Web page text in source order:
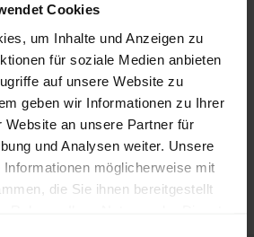
Cookies
um Inhalte und Anzeigen zu
für soziale Medien anbieten
auf unsere Website zu
geben wir Informationen zu Ihrer
Website an unsere Partner für
und Analysen weiter. Unsere
möglicherweise mit
die Sie ihnen bereitgestellt
Ware Sackware
Januar
2026
Mai
2026
für Holzpellets in Deutschland
auf unsererPelletspreise-Seite
nachvollziehen.